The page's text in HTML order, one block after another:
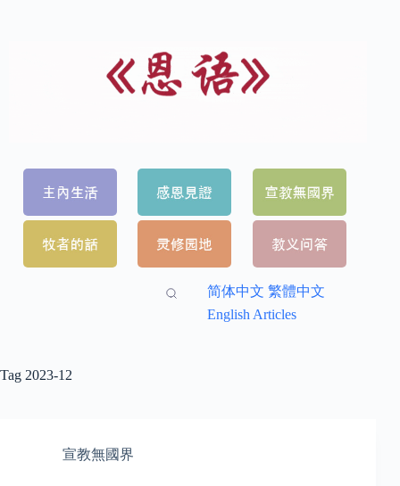
简体中文 繁體中文
English Articles
Tag 2023-12
宣教無國界